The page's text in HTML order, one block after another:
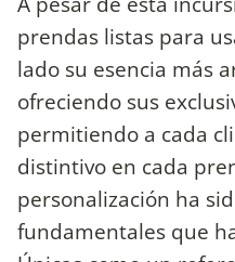
prendas listas para
lado su esencia más
ofreciendo sus
permitiendo a cada
distintivo en cada
personalización ha
fundamentales que